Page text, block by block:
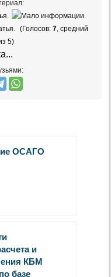
(Голосов: 7, средний
5)
ОСАГО
и
КБМ
базе